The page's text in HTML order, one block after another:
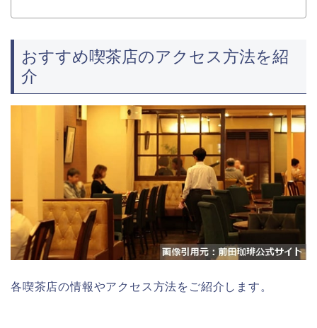
おすすめ喫茶店のアクセス方法を紹
介
各喫茶店の情報やアクセス方法をご紹介します。